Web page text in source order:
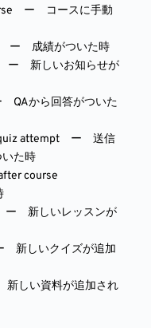
ー コースに手動
ー 成績がついた時
ー 新しいお知らせが
QAから回答がついた
quiz attempt ー 送信
た時
course
ー 新しいレッスンが
新しいクイズが追加
しい資料が追加され